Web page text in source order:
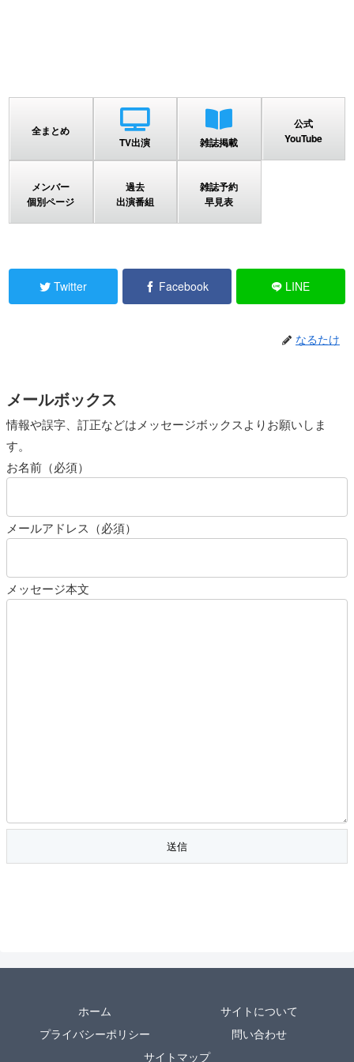
全まとめ
TV出演
雑誌掲載
公式
YouTube
メンバー
個別ページ
過去
出演番組
雑誌予約
早見表
Twitter Facebook LINE
なるたけ
メールボックス
情報や誤字、訂正などはメッセージボックスよりお願いしま
す。
お名前（必須）
メールアドレス（必須）
メッセージ本文
ホーム
サイトについて
プライバシーポリシー
問い合わせ
サイトマップ